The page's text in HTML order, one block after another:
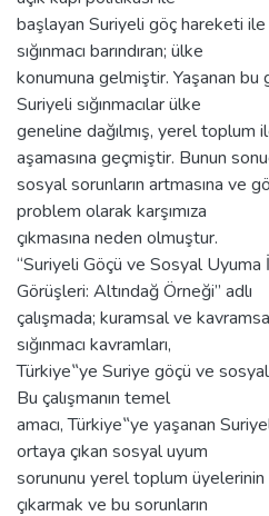
başlayan Suriyeli göç hareketi
sığınmacı barındıran; ülke
konumuna gelmiştir. Yaşanan bu
Suriyeli sığınmacılar ülke
geneline dağılmış, yerel toplum
aşamasına geçmiştir. Bunun
sosyal sorunların artmasına ve
problem olarak karşımıza
çıkmasına neden olmuştur.
“Suriyeli Göçü ve Sosyal Uyuma
Görüşleri: Altındağ Örneği” adlı
çalışmada; kuramsal ve
sığınmacı kavramları,
Türkiye‟ye Suriye göçü ve
Bu çalışmanın temel
amacı, Türkiye‟ye yaşanan
ortaya çıkan sosyal uyum
sorununu yerel toplum
çıkarmak ve bu sorunların